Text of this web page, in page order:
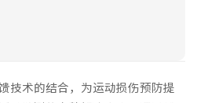
技术的结合，为运动损伤预防提